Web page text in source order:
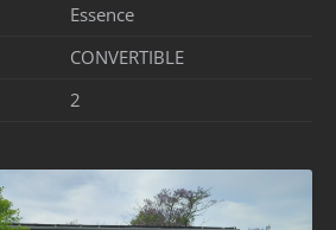
Essence
CONVERTIBLE
2